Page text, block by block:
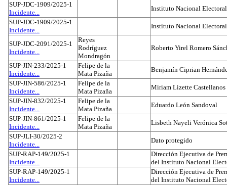
SUP-JDC-1909/2025-1
Incidente...
Instituto Nacional Electoral
SUP-JDC-1909/2025-1
Incidente...
Instituto Nacional Electoral
SUP-JDC-2091/2025-1
Incidente...
Reyes
Rodríguez
Mondragón
Roberto Yirel Romero
SUP-JIN-233/2025-1
Incidente...
Felipe de la
Mata Pizaña
Benjamín Ciprian
SUP-JIN-586/2025-1
Incidente...
Felipe de la
Mata Pizaña
Miriam Lizette Castellanos
SUP-JIN-832/2025-1
Incidente...
Felipe de la
Mata Pizaña
Eduardo León Sandoval
SUP-JIN-861/2025-1
Incidente...
Felipe de la
Mata Pizaña
Lisbeth Nayeli Verónica
SUP-JLI-30/2025-2
Incidente...
Dato protegido
SUP-RAP-149/2025-1
Incidente...
Dirección Ejecutiva de
del Instituto Nacional
SUP-RAP-149/2025-1
Incidente...
Dirección Ejecutiva de
del Instituto Nacional